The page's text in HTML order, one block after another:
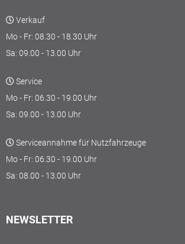
Verkauf
Mo - Fr: 08.30 - 18.30 Uhr
Sa: 09.00 - 13.00 Uhr
Service
Mo - Fr: 06.30 - 19.00 Uhr
Sa: 09.00 - 13.00 Uhr
Serviceannahme für Nutzfahrzeuge
Mo - Fr: 06.30 - 19.00 Uhr
Sa: 08.00 - 13.00 Uhr
NEWSLETTER